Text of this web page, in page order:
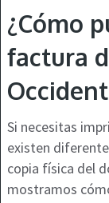
¿Cómo
factura
Si necesitas
existen
copia física del
mostramos